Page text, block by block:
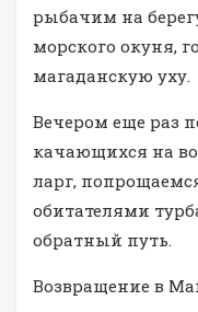
рыбачим на
морского окуня,
магаданскую уху.
Вечером еще раз
качающихся на
ларг,
обитателями
обратный путь.
Возвращение в